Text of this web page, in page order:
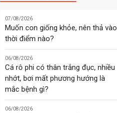
07/08/2026
Muốn con giống khỏe, nên thả vào
thời điểm nào?
06/08/2026
Cá rô phi có thân trắng đục, nhiều
nhớt, bơi mất phương hướng là
mắc bệnh gì?
06/08/2026